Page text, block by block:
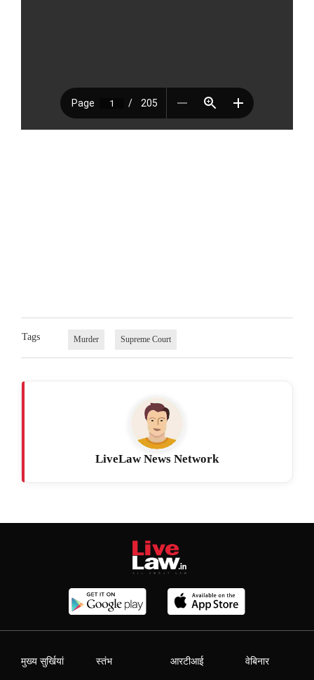
Tags Murder Supreme Court
LiveLaw News Network
मुख्य सुर्खियां स्तंभ आरटीआई वेबिनार